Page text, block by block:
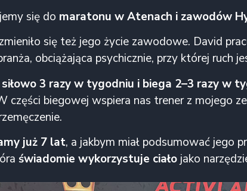
się do maratonu w Atenach i zawodów
się też jego życie zawodowe. David
obciążająca psychicznie, przy której ruch
3 razy w tygodniu i biega 2–3 razy w
części biegowej wspiera nas trener z mojego
już 7 lat, a jakbym miał podsumować jego
świadomie wykorzystuje ciało jako